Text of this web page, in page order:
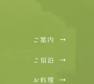
ご案内
ご宿泊
お料理